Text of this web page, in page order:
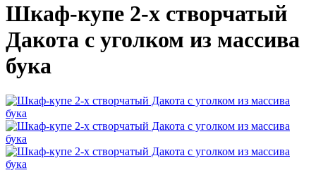
Шкаф-купе 2-х створчатый
Дакота с уголком из массива
бука